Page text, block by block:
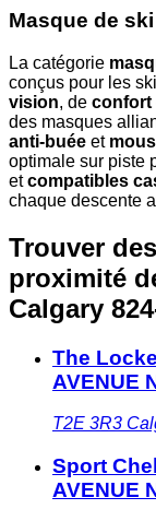
Masque de
La catégorie
conçus pour les
vision, de confort
des masques
anti-buée et
optimale sur piste
etcompatibles
chaque descente
Trouver
proximité
Calgary
The
AVENUE
T2E 3R3
Sport
AVENUE